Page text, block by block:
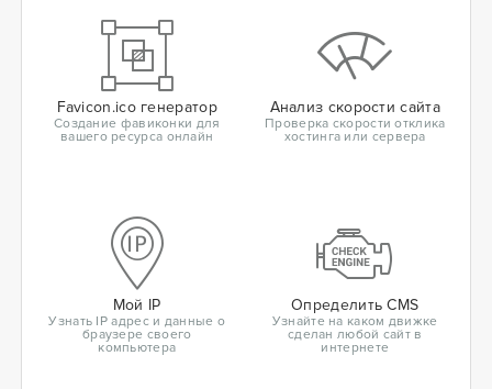
Favicon.ico генератор
Создание фавиконки для
вашего ресурса онлайн
Анализ скорости сайта
Проверка скорости отклика
хостинга или сервера
Мой IP
Узнать IP адрес и данные о
браузере своего
компьютера
Определить CMS
Узнайте на каком движке
сделан любой сайт в
интернете